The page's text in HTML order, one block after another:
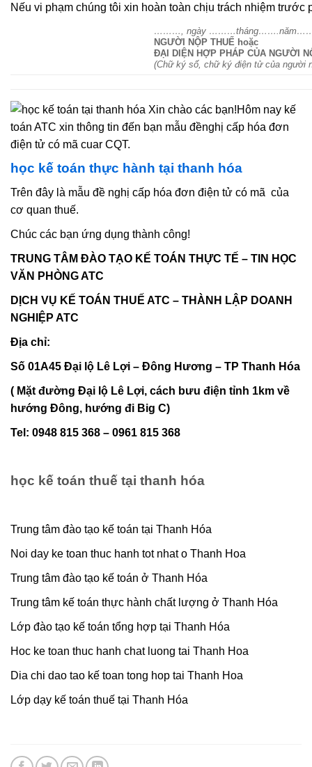
Nếu vi phạm chúng tôi xin hoàn toàn chịu trách nhiệm trước
………, ngày
NGƯỜI NỘP THUẾ hoặc
ĐẠI DIỆN HỢP PHÁP CỦA NGƯỜI
(Chữ ký số, chữ ký điện tử của người
học kế toán thực hành tại thanh hóa
Trên đây là mẫu đề nghị cấp hóa đơn điện tử có mã của
cơ quan thuế.
Chúc các bạn ứng dụng thành công!
TRUNG TÂM ĐÀO TẠO KẾ TOÁN THỰC TẾ – TIN HỌC
VĂN PHÒNG ATC
DỊCH VỤ KẾ TOÁN THUẾ ATC – THÀNH LẬP DOANH
NGHIỆP ATC
Địa chỉ:
Số 01A45 Đại lộ Lê Lợi – Đông Hương – TP Thanh Hóa
( Mặt đường Đại lộ Lê Lợi, cách bưu điện tỉnh 1km về
hướng Đông, hướng đi Big C)
Tel: 0948 815 368 – 0961 815 368
học kế toán thuế tại thanh hóa
Trung tâm đào tạo kế toán tại Thanh Hóa
Noi day ke toan thuc hanh tot nhat o Thanh Hoa
Trung tâm đào tạo kế toán ở Thanh Hóa
Trung tâm kế toán thực hành chất lượng ở Thanh Hóa
Lớp đào tạo kế toán tổng hợp tại Thanh Hóa
Hoc ke toan thuc hanh chat luong tai Thanh Hoa
Dia chi dao tao kế toan tong hop tai Thanh Hoa
Lớp dạy kế toán thuế tại Thanh Hóa